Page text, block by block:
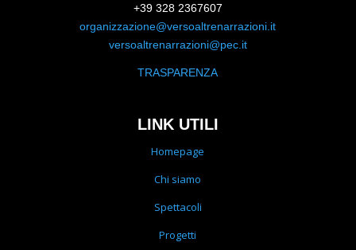
+39 328 2367607
organizzazione@versoaltrenarrazioni.it
versoaltrenarrazioni@pec.it
TRASPARENZA
LINK UTILI
Homepage
Chi siamo
Spettacoli
Progetti